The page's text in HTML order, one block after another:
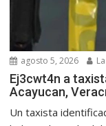
agosto 5, 2026
Ej3cwt4n a
Acayucan,
Un taxista